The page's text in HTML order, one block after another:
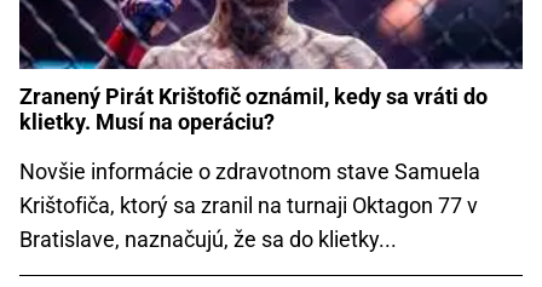
Zranený Pirát Krištofič oznámil, kedy sa vráti do
klietky. Musí na operáciu?
Novšie informácie o zdravotnom stave Samuela
Krištofiča, ktorý sa zranil na turnaji Oktagon 77 v
Bratislave, naznačujú, že sa do klietky...